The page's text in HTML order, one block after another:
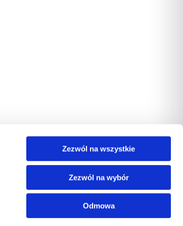
Zezwól na wszystkie
Zezwól na wybór
Odmowa